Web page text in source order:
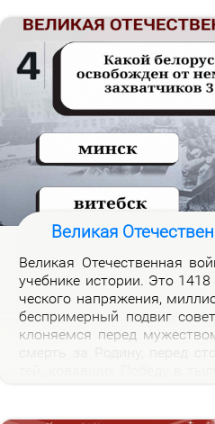
вер­си­те­та.
Великая
Ве­ли­кая Оте­че­ствен­ная
учеб­ни­ке ис­то­рии. Это
че­ско­го на­пря­же­ния,
бес­при­мер­ный по­двиг
кло­ня­ем­ся пе­ред